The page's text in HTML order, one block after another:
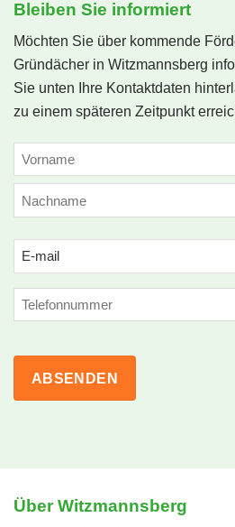
Bleiben Sie informiert
Möchten Sie über kommende
Gründächer in Witzmannsberg
Sie unten Ihre Kontaktdaten
zu einem späteren Zeitpunkt
NAME
(ERFORDERLICH)
Email
(erforderlich)
Phone
Über Witzmannsberg